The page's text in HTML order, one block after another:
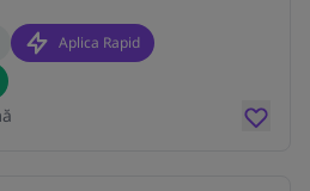
Aplica Rapid